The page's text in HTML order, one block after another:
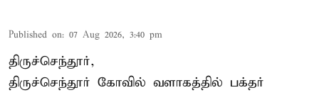
Published on: 07 Aug 2026, 3:40 pm
திருச்செந்தூர்,
திருச்செந்தூர் கோவில் வளாகத்தில் பக்தர்